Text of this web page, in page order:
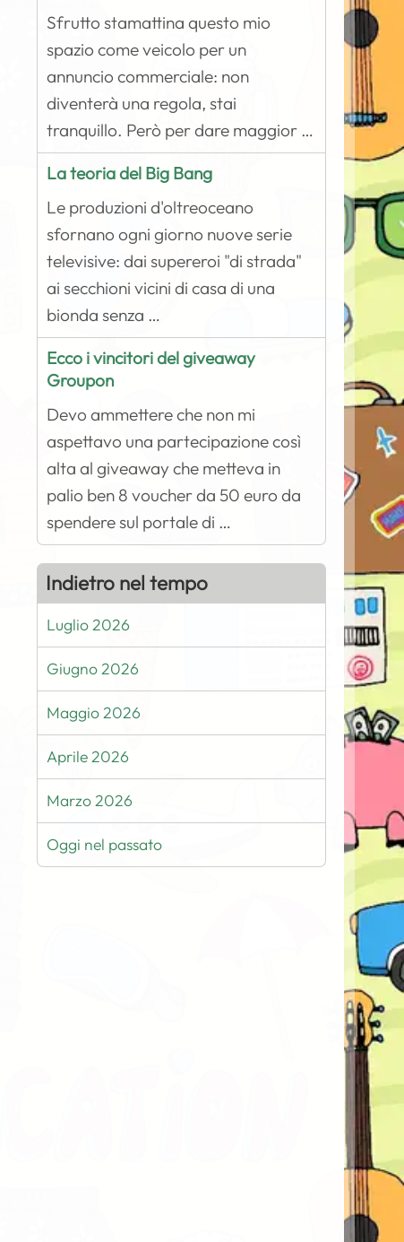
Sfrutto stamattina questo mio
spazio come veicolo per un
annuncio commerciale: non
diventerà una regola, stai
tranquillo. Però per dare maggior …
La teoria del Big Bang
Le produzioni d'oltreoceano
sfornano ogni giorno nuove serie
televisive: dai supereroi "di strada"
ai secchioni vicini di casa di una
bionda senza …
Ecco i vincitori del giveaway
Groupon
Devo ammettere che non mi
aspettavo una partecipazione così
alta al giveaway che metteva in
palio ben 8 voucher da 50 euro da
spendere sul portale di …
Indietro nel tempo
Luglio 2026
Giugno 2026
Maggio 2026
Aprile 2026
Marzo 2026
Oggi nel passato